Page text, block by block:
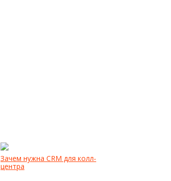
Зачем нужна CRM для колл-
центра